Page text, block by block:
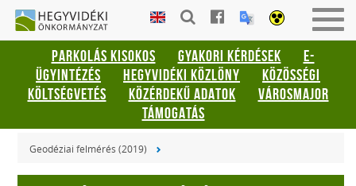
Gyorsbillentyűk
listája
Keresés:
"S"
Bejelentkezés:
be-
HEGYVIDÉKI
ÖNKORMÁNYZAT
PARKOLÁS KISOKOS GYAKORI KÉRDÉSEK
E-
ÜGYINTÉZÉS
HEGYVIDÉKI KÖZLÖNY
KÖZÖSSÉGI
KÖLTSÉGVETÉS
KÖZÉRDEKŰ ADATOK
VÁROSMAJOR
TÁMOGATÁS
Geodéziai felmérés (2019)